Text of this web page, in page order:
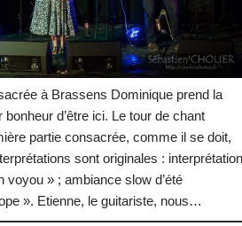
à Brassens Dominique prend la
d’être ici. Le tour de chant
partie consacrée, comme il se doit,
sont originales : interprétation
» ; ambiance slow d’été
». Etienne, le guitariste, nous…